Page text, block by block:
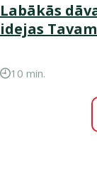
Labākās
idejas
10 min.